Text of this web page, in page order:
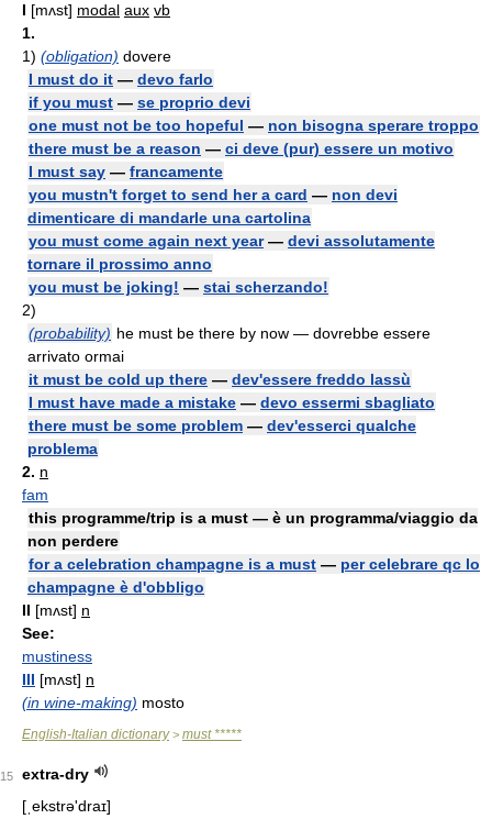
I [mʌst] modal aux vb
1.
1) (obligation) dovere
I must do it — devo farlo
if you must — se proprio devi
one must not be too hopeful — non bisogna sperare troppo
there must be a reason — ci deve (pur) essere un motivo
I must say — francamente
you mustn't forget to send her a card — non devi
dimenticare di mandarle una cartolina
you must come again next year— devi assolutamente
tornare il prossimo anno
you must be joking! — stai scherzando!
2)
(probability) he must be there by now — dovrebbe essere
arrivato ormai
it must be cold up there — dev'essere freddo lassù
I must have made a mistake — devo essermi sbagliato
there must be some problem — dev'esserci qualche
problema
2. n
fam
this programme/trip is a must — è un programma/viaggio da
non perdere
for a celebration champagne is a must — per celebrare qc lo
champagne è d'obbligo
II [mʌst] n
See:
mustiness
III [mʌst] n
(in wine-making) mosto
English-Italian dictionary> must *****
15
extra-dry
[ˌekstrə'draɪ]